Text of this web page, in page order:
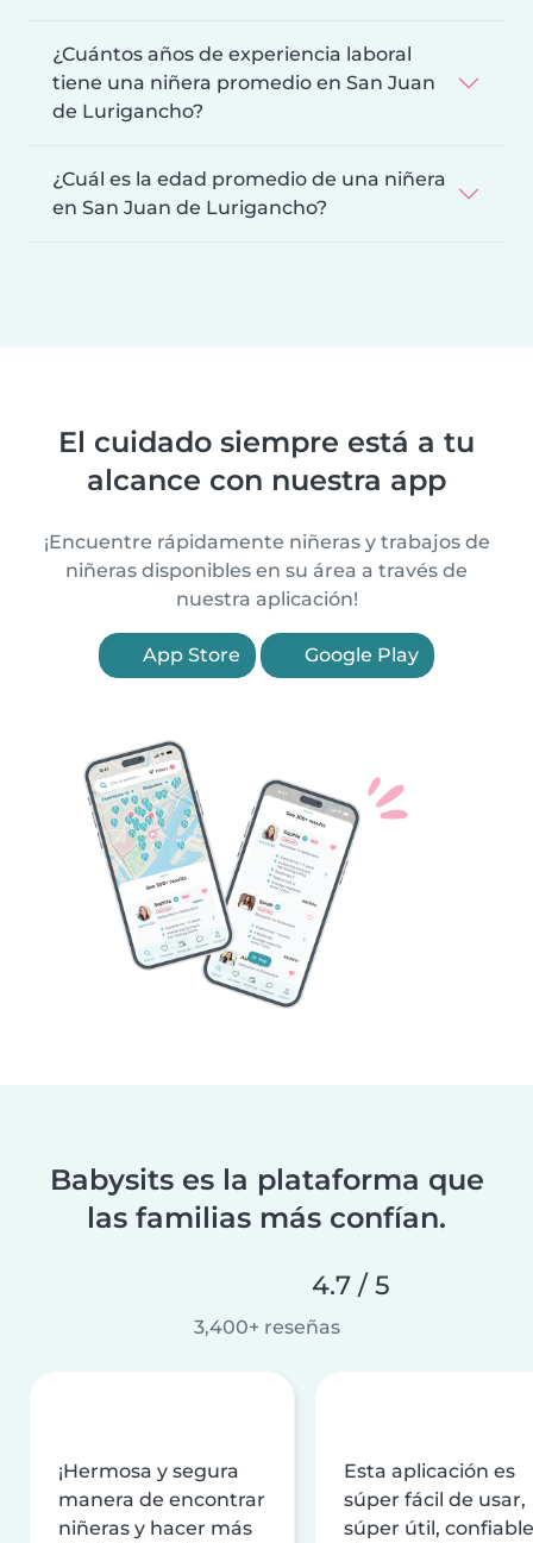
¿Cuántos años de experiencia laboral
tiene una niñera promedio en San Juan
de Lurigancho?
¿Cuál es la edad promedio de una niñera
en San Juan de Lurigancho?
El cuidado siempre está a tu
alcance con nuestra app
¡Encuentre rápidamente niñeras y trabajos de
niñeras disponibles en su área a través de
nuestra aplicación!
App Store Google Play
Babysits es la plataforma que
las familias más confían.
4.7 / 5
3,400+ reseñas
¡Hermosa y segura
manera de encontrar
niñeras y hacer más
Esta aplicación es
súper fácil de usar,
súper útil,